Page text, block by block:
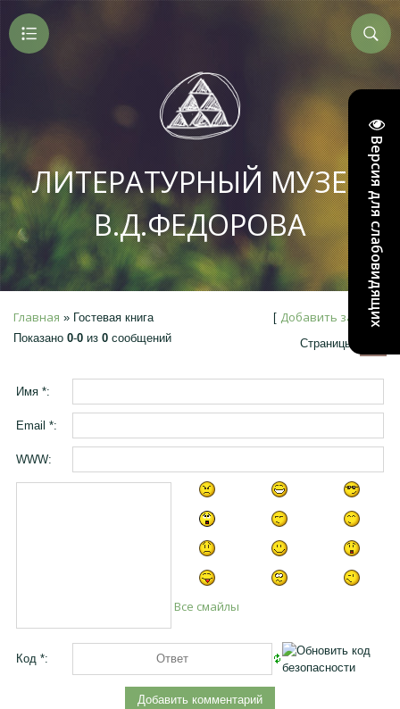
Версия для слабовидящих
ЛИТЕРАТУРНЫЙ МУЗЕЙ
В.Д.ФЕДОРОВА
Главная » Гостевая книга [ Добавить запись
Страницы:
Показано 0-0 из 0 сообщений
Имя *:
Email *:
WWW:
Все смайлы
Код *: